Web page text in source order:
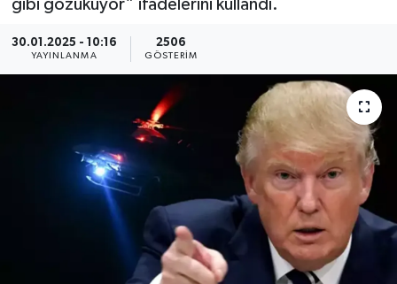
gibi gözüküyor” ifadelerini kullandı.
30.01.2025 - 10:16
YAYINLANMA
2506
GÖSTERIM
MAGAZİN
ÖZEL HABER
SAĞLIK